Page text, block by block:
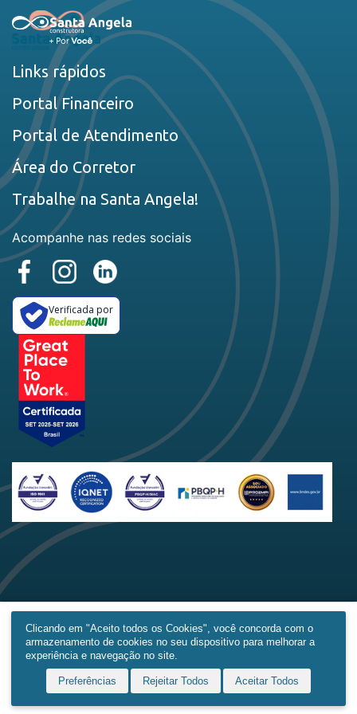
Links rápidos
Portal Financeiro
Portal de Atendimento
Área do Corretor
Trabalhe na Santa Angela!
Acompanhe nas redes sociais
Verificada por
Home Produtos Obras Contato Mais
Clicando em "Aceito todos os Cookies", você concorda com o
armazenamento de cookies no seu dispositivo para melhorar a
experiência e navegação no site.
Preferências Rejeitar Todos Aceitar Todos